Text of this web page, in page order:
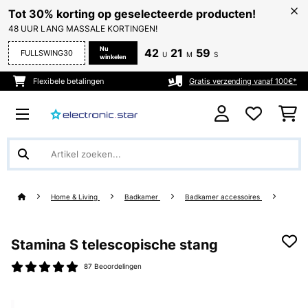
Tot 30% korting op geselecteerde producten!
48 UUR LANG MASSALE KORTINGEN!
FULLSWING30
Nu
winkelen
42 U 21 M 58 S
Flexibele betalingen Gratis verzending vanaf 100€*
Home & Living Badkamer Badkamer accessoires
Stamina S telescopische stang
87 Beoordelingen